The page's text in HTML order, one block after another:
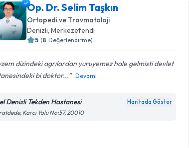
Op. Dr. Selim Taşkın
Ortopedi ve Travmatoloji
Denizli , Merkezefendi
5 (8 Değerlendirme)
dizindeki agrılardan yuruyemez hale gelmisti devlet
bi doktor...
Devamı
Denizli Tekden Hastanesi Haritada Göster
Karcı Yolu No:57, 20010